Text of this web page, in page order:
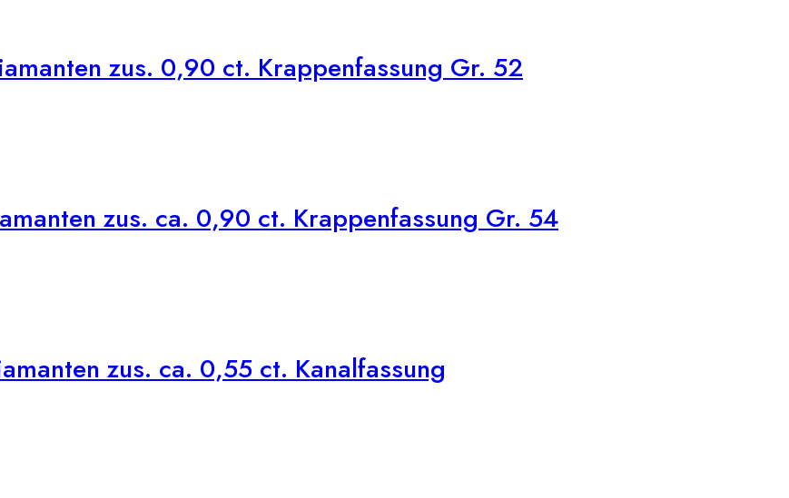
zus. 0,90 ct. Krappenfassung Gr. 52
zus. ca. 0,90 ct. Krappenfassung Gr. 54
zus. ca. 0,55 ct. Kanalfassung